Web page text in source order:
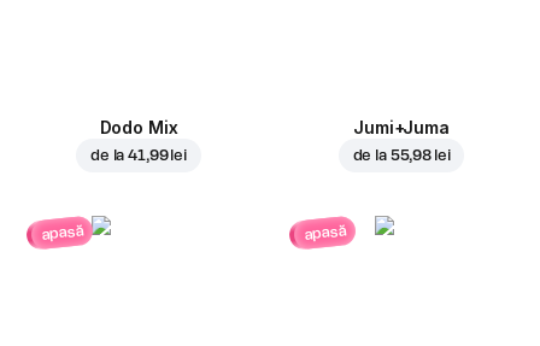
Dodo Mix
de la41,99 lei
Jumi+Juma
de la 55,98 lei
apasă apasă